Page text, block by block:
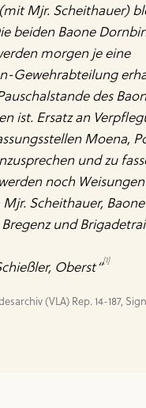
Mjr. Scheithauer)
beiden Baone
morgen je eine
Gewehrabteilung
des
ist. Ersatz an
Moena,
und zu
noch
Scheithauer, Baone
und
Oberst“[1]
(VLA) Rep. 14-187,